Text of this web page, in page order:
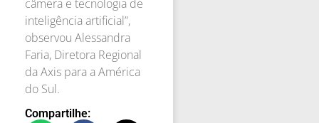
câmera e tecnologia de
inteligência artificial”,
observou Alessandra
Faria, Diretora Regional
da Axis para a América
do Sul.
Compartilhe: